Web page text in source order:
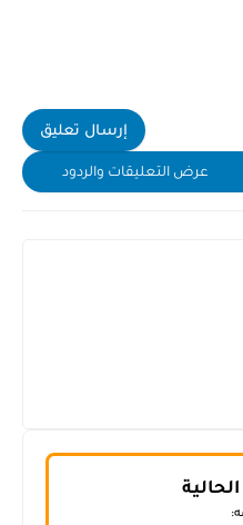
إرسال تعليق
عرض التعليقات والردود